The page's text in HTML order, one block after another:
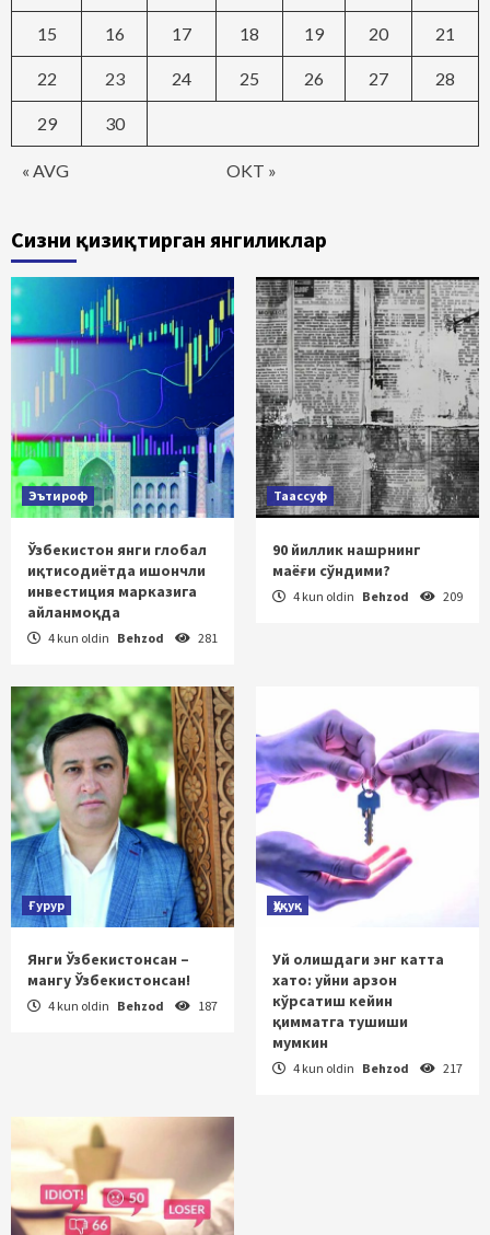
« AVG OKT »
15 16 17 18 19 20 21
22 23 24 25 26 27 28
29 30
Сизни қизиқтирган янгиликлар
Эътироф
Ўзбекистон янги глобал
иқтисодиётда ишончли
инвестиция марказига
айланмоқда
4 kun oldin Behzod 281
Таассуф
90 йиллик нашрнинг
маёғи сўндими?
4 kun oldin Behzod 209
Ғурур
Янги Ўзбекистонсан –
мангу Ўзбекистонсан!
4 kun oldin Behzod 187
Ҳуқуқ
Уй олишдаги энг катта
хато: уйни арзон
кўрсатиш кейин
қимматга тушиши
мумкин
4 kun oldin Behzod 217